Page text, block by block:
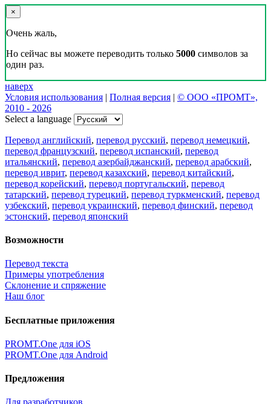
×
Очень жаль,
Но сейчас вы можете переводить только 5000 символов за
один раз.
наверх
Условия использования | Полная версия | © ООО «ПРОМТ»,
2010 - 2026
Select a language
Перевод английский, перевод русский, перевод немецкий,
перевод французский, перевод испанский, перевод
итальянский, перевод азербайджанский, перевод арабский,
перевод иврит, перевод казахский, перевод китайский,
перевод корейский, перевод португальский, перевод
татарский, перевод турецкий, перевод туркменский, перевод
узбекский, перевод украинский, перевод финский, перевод
эстонский, перевод японский
Возможности
Перевод текста
Примеры употребления
Склонение и спряжение
Наш блог
Бесплатные приложения
PROMT.One для iOS
PROMT.One для Android
Предложения